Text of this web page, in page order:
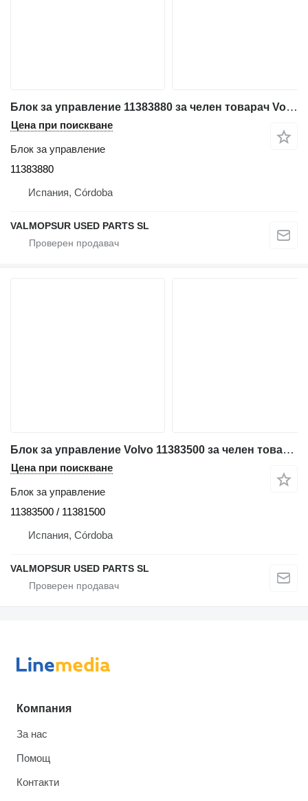
Блок за управление 11383880 за челен товарач Volvo L350F; L60F; L70F; L90F; L110F; L120F; L150F; L180F; L180F HL; L220F; L45F; L50F; L150G; L180G; L220G; L180G HL; L250G; L110G; L120G; L60G; L70G; L90G; L45G; L50G;
Цена при поискване
Блок за управление
11383880
Испания, Córdoba
VALMOPSUR USED PARTS SL
Блок за управление Volvo 11383500 за челен товарач Volvo L60G. L70G. L90G. L110G. L120G. L250G L150G. L180G. L220G
Цена при поискване
Блок за управление
11383500 / 11381500
Испания, Córdoba
VALMOPSUR USED PARTS SL
Компания
За нас
Помощ
Контакти